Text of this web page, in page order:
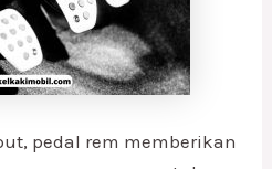
pedal rem memberikan